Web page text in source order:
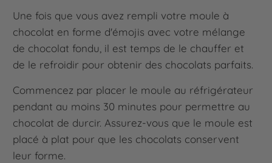
Une fois que vous avez rempli votre moule à
chocolat en forme d'émojis avec votre mélange
de chocolat fondu, il est temps de le chauffer et
de le refroidir pour obtenir des chocolats parfaits.
Commencez par placer le moule au réfrigérateur
pendant au moins 30 minutes pour permettre au
chocolat de durcir. Assurez-vous que le moule est
placé à plat pour que les chocolats conservent
leur forme.